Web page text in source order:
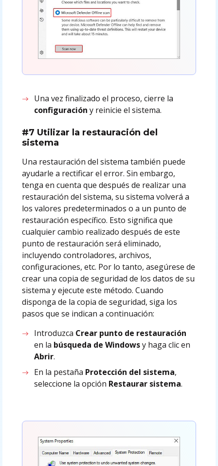
Una vez finalizado el proceso, cierre la
configuracióny reinicie el sistema.
#7 Utilizar la restauración del
sistema
Una restauración del sistema también puede
ayudarle a rectificar el error. Sin embargo,
tenga en cuenta que después de realizar una
restauración del sistema, su sistema volverá a
los valores predeterminados o a un punto de
restauración específico. Esto significa que
cualquier cambio realizado después de este
punto de restauración será eliminado,
incluyendo controladores, archivos,
configuraciones, etc. Por lo tanto, asegúrese de
crear una copia de seguridad de los datos de su
sistema y ejecute este método. Cuando
disponga de la copia de seguridad, siga los
pasos que se indican a continuación:
Introduzca Crear punto de restauración
en la búsqueda de Windowsy haga clic en
Abrir.
En la pestaña Protección del sistema,
seleccione la opción Restaurar sistema.